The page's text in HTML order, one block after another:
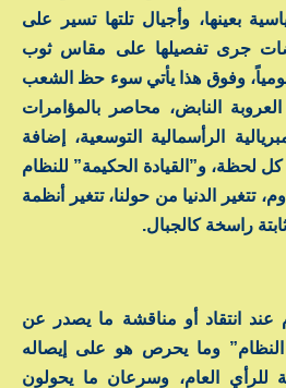
بعينها، وأجيال تلتها تسير على
جرى تفصيلها على مقاس ثوب
وفوق هذا يأتي سوء حظ الشعب
النابض، محاصر بالمؤامرات
الرأسمالية التوسعية، إضافة
كل لحظة، و”القيادة الحكيمة” للنظام
تتغير الدنيا من حولنا، تتغير أنظمة
راسخة كالجبال.
عند انتقاد أو مناقشة ما يصدر عن
وما يحرص هو على إيصاله
للرأي العام، وسرعان ما يحولون